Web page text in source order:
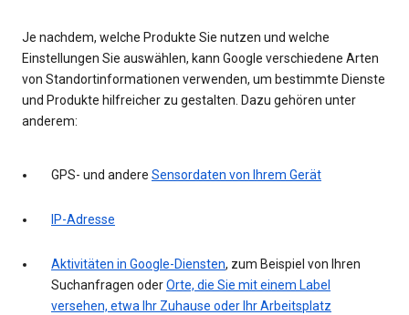
Je nachdem, welche Produkte Sie nutzen und welche
Einstellungen Sie auswählen, kann Google verschiedene Arten
von Standortinformationen verwenden, um bestimmte Dienste
und Produkte hilfreicher zu gestalten. Dazu gehören unter
anderem:
GPS- und andere Sensordaten von Ihrem Gerät
IP-Adresse
Aktivitäten in Google-Diensten, zum Beispiel von Ihren
Suchanfragen oderOrte, die Sie mit einem Label
versehen, etwa Ihr Zuhause oder Ihr Arbeitsplatz